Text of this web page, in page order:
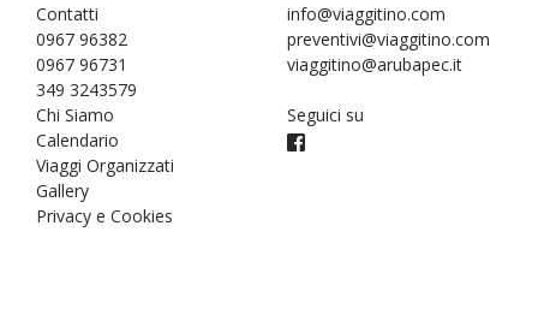
Contatti
0967 96382
0967 96731
349 3243579
info@viaggitino.com
preventivi@viaggitino.com
viaggitino@arubapec.it
Chi Siamo
Calendario
Viaggi Organizzati
Gallery
Privacy e Cookies
Seguici su